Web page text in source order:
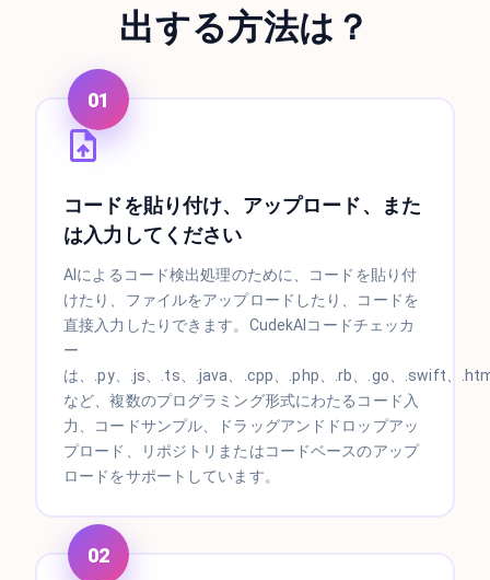
出する方法は？
01
コードを貼り付け、アップロード、また
は入力してください
AIによるコード検出処理のために、コードを貼り付
けたり、ファイルをアップロードしたり、コードを
直接入力したりできます。CudekAIコードチェッカ
ー
は、.py、.js、.ts、.java、.cpp、.php、.rb、.go、.swift、
など、複数のプログラミング形式にわたるコード入
力、コードサンプル、ドラッグアンドドロップアッ
プロード、リポジトリまたはコードベースのアップ
ロードをサポートしています。
02